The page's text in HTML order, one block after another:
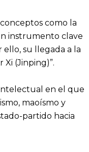
como la
instrumento clave
su llegada a la
(Jinping)”.
en el que
maoísmo y
partido hacia